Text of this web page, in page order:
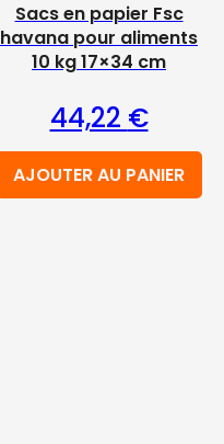
Sacs en papier Fsc
havana pour aliments
10 kg 17×34 cm
44,22 €
AJOUTER AU PANIER